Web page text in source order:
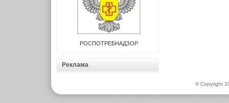
РОСПОТРЕБНАДЗОР
Реклама
© Copyright